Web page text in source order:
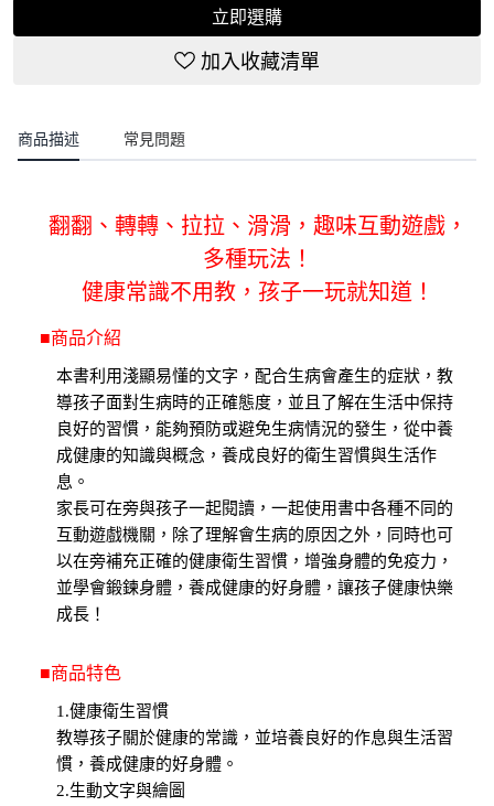
立即選購
加入收藏清單
商品描述 常見問題
翻翻、轉轉、拉拉、滑滑，趣味互動遊戲，
多種玩法！
健康常識不用教，孩子一玩就知道！
■商品介紹
本書利用淺顯易懂的文字，配合生病會產生的症狀，教
導孩子面對生病時的正確態度，並且了解在生活中保持
良好的習慣，能夠預防或避免生病情況的發生，從中養
成健康的知識與概念，養成良好的衛生習慣與生活作
息。
家長可在旁與孩子一起閱讀，一起使用書中各種不同的
互動遊戲機關，除了理解會生病的原因之外，同時也可
以在旁補充正確的健康衛生習慣，增強身體的免疫力，
並學會鍛鍊身體，養成健康的好身體，讓孩子健康快樂
成長！
■商品特色
1.健康衛生習慣
教導孩子關於健康的常識，並培養良好的作息與生活習
慣，養成健康的好身體。
2.生動文字與繪圖